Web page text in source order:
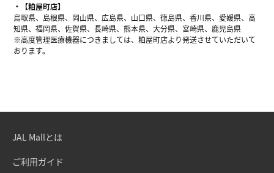
【粕屋町店】
鳥取県、島根県、岡山県、広島県、山口県、徳島県、香川県、愛媛県、高
知県、福岡県、佐賀県、長崎県、熊本県、大分県、宮崎県、鹿児島県
※高度管理医療機器につきましては、粕屋町店より発送させていただいて
おります。
JAL Mallとは
ご利用ガイド